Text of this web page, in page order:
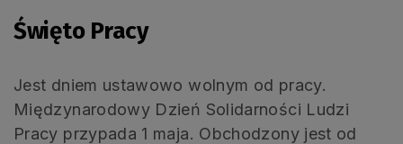
Święto Pracy
Jest dniem ustawowo wolnym od pracy.
Międzynarodowy Dzień Solidarności Ludzi
Pracy przypada 1 maja. Obchodzony jest od